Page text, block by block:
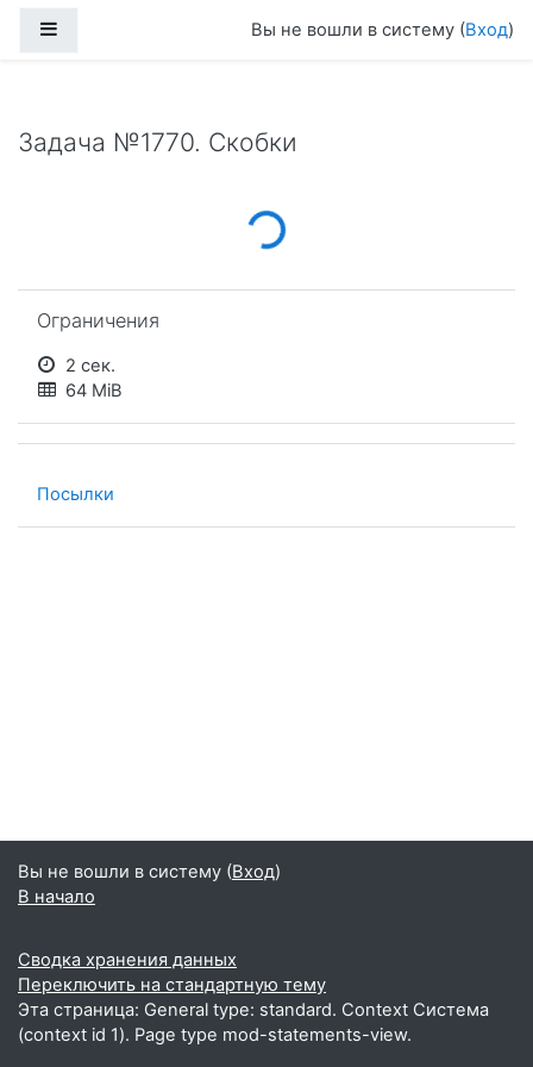
Вы не вошли в систему (Вход)
Задача №1770. Скобки
Loading...
Ограничения
2 сек.
64 MiB
Посылки
Вы не вошли в систему (Вход)
В начало
Сводка хранения данных
Переключить на стандартную тему
Эта страница: General type: standard. Context Система
(context id 1). Page type mod-statements-view.